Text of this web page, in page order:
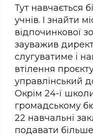
Тут навчається
учнів. І знайти
відпочинкової
зауважив
слугуватиме і
втілення
управлінський
Окрім 24-ї
громадському
22 навчальні
подавати